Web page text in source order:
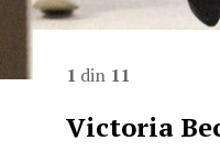
1 din 11
Victoria